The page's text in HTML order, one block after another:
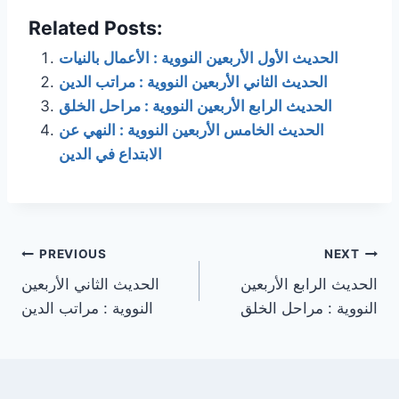
Related Posts:
الحديث الأول الأربعين النووية : الأعمال بالنيات
الحديث الثاني الأربعين النووية : مراتب الدين
الحديث الرابع الأربعين النووية : مراحل الخلق
الحديث الخامس الأربعين النووية : النهي عن
الابتداع في الدين
Post
navigation
PREVIOUS
الحديث الثاني الأربعين
النووية : مراتب الدين
NEXT
الحديث الرابع الأربعين
النووية : مراحل الخلق